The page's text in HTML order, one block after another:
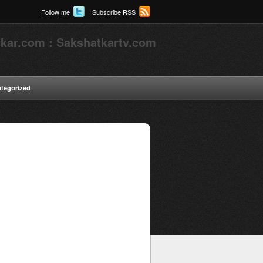
Follow me Subscribe RSS
: Sakshatkartv.com